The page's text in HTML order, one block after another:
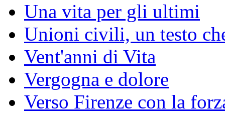
Una vita per gli ultimi
Unioni civili, un testo
Vent'anni di Vita
Vergogna e dolore
Verso Firenze con la